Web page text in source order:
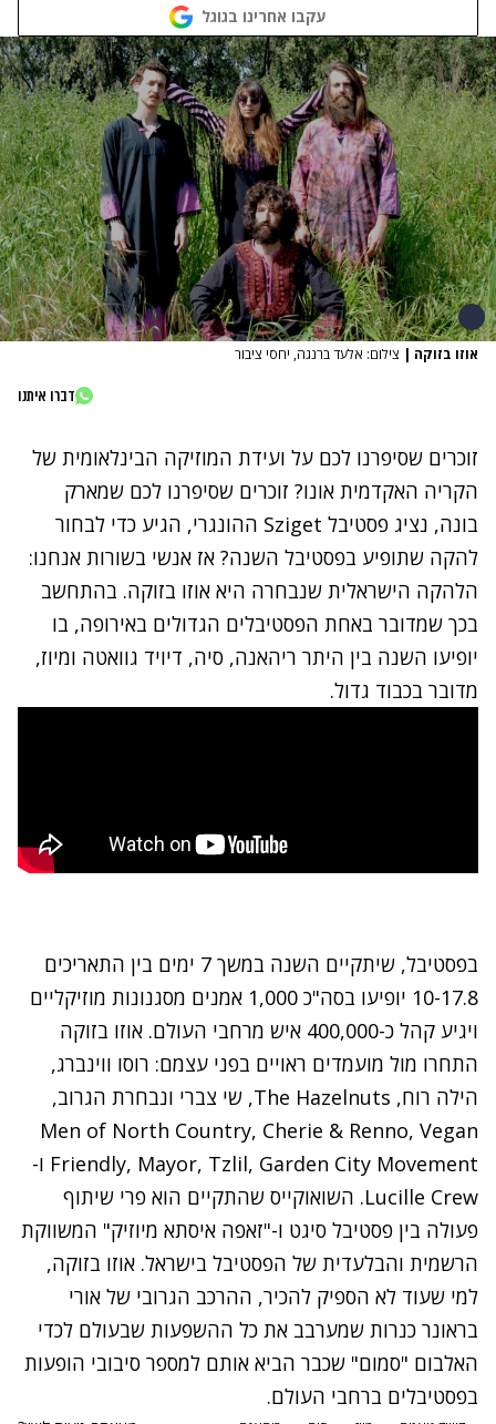
עקבו אחרינו בגוגל
אוזו בזוקה | צילום: אלעד ברנגה, יחסי ציבור
דברו איתנו
זוכרים שסיפרנו לכם על ועידת המוזיקה הבינלאומית של
הקריה האקדמית אונו? זוכרים שסיפרנו לכם שמארק
בונה, נציג פסטיבל Sziget ההונגרי
, הגיע כדי לבחור
להקה שתופיע בפסטיבל השנה? אז אנשי בשורות אנחנו:
הלהקה הישראלית שנבחרה היא אוזו בזוקה. בהתחשב
בכך שמדובר באחת הפסטיבלים הגדולים באירופה, בו
יופיעו השנה בין היתר ריהאנה, סיה, דיויד גוואטה ומיוז,
מדובר בכבוד גדול.
בפסטיבל, שיתקיים השנה במשך 7 ימים בין התאריכים
10-17.8 יופיעו בסה"כ 1,000 אמנים מסגנונות מוזיקליים
ויגיע קהל כ-400,000 איש מרחבי העולם. אוזו בזוקה
התחרו מול מועמדים ראויים בפני עצמם: רוסו ווינברג,
הילה רוח, The Hazelnuts, שי צברי ונבחרת הגרוב,
Men of North Country, Cherie & Renno, Vegan
Friendly, Mayor, Tzlil, Garden City Movement ו-
Lucille Crew. השואוקייס שהתקיים הוא פרי שיתוף
פעולה בין פסטיבל סיגט ו-"זאפה איסתא מיוזיק" המשווקת
הרשמית והבלעדית של הפסטיבל בישראל. אוזו בזוקה,
למי שעוד לא הספיק להכיר, ההרכב הגרובי של אורי
בראונר כנרות שמערבב את כל ההשפעות שבעולם לכדי
האלבום "סמום" שכבר הביא אותם למספר סיבובי הופעות
בפסטיבלים ברחבי העולם.